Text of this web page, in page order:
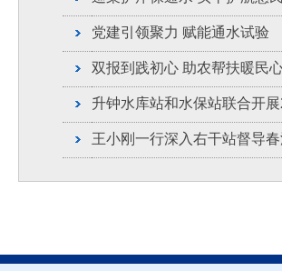
党建引领聚力 赋能通水试验
双报到践初心 助农帮扶暖民
升钟水库站和水保站联合开
王小刚一行深入右干站督导